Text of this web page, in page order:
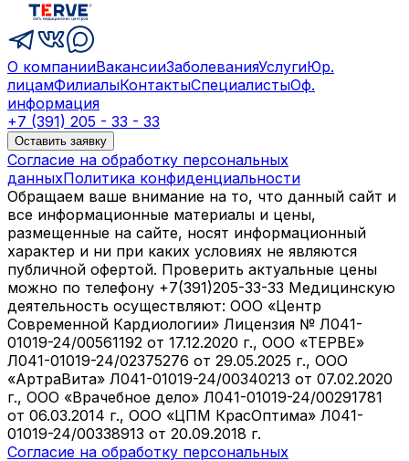
О компанииВакансииЗаболеванияУслугиЮр.
лицамФилиалыКонтактыСпециалистыОф.
информация
+7 (391) 205 - 33 - 33
Оставить заявку
Согласие на обработку персональных
данныхПолитика конфиденциальности
Обращаем ваше внимание на то, что данный сайт и
все информационные материалы и цены,
размещенные на сайте, носят информационный
характер и ни при каких условиях не являются
публичной офертой. Проверить актуальные цены
можно по телефону +7(391)205-33-33 Медицинскую
деятельность осуществляют: ООО «Центр
Современной Кардиологии» Лицензия № Л041-
01019-24/00561192 от 17.12.2020 г., ООО «ТЕРВЕ»
Л041-01019-24/02375276 от 29.05.2025 г., ООО
«АртраВита» Л041-01019-24/00340213 от 07.02.2020
г., ООО «Врачебное дело» Л041-01019-24/00291781
от 06.03.2014 г., ООО «ЦПМ КрасОптима» Л041-
01019-24/00338913 от 20.09.2018 г.
Согласие на обработку персональных